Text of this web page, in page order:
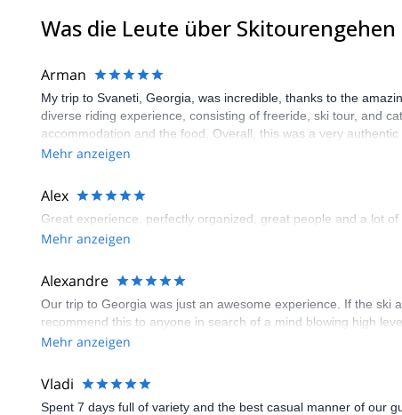
Was die Leute über
Arman
My trip to Svaneti, Georgia, was incredible, thanks to the
diverse riding experience, consisting of freeride, ski tour, and
accommodation and the food. Overall, this was a very
Mehr anzeigen
Alex
Great experience, perfectly organized, great people and a lot of
Mehr anzeigen
Alexandre
Our trip to Georgia was just an awesome experience. If the
recommend this to anyone in search of a mind blowing high
Mehr anzeigen
Vladi
Spent 7 days full of variety and the best casual manner of our